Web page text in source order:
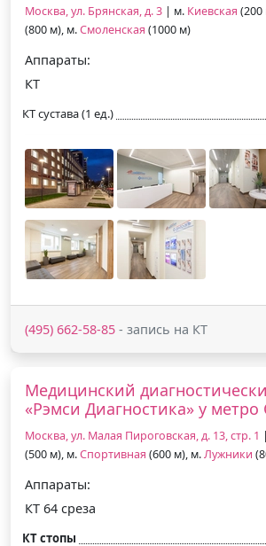
Москва, ул. Брянская, д. 3 | м. Киевская (200
(800 м), м.Смоленская (1000 м)
Аппараты:
КТ
КТ сустава (1 ед.)
(495) 662-58-85 - запись на КТ
Медицинский
«Рэмси Диагностика» у метро
Москва, ул. Малая Пироговская, д. 13, стр. 1
(500 м), м.Спортивная (600 м), м.Лужники
Аппараты:
КТ 64 среза
КТ стопы